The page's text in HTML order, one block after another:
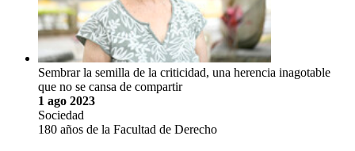
Sembrar la semilla de la criticidad, una herencia inagotable
que no se cansa de compartir
1 ago 2023
Sociedad
180 años de la Facultad de Derecho